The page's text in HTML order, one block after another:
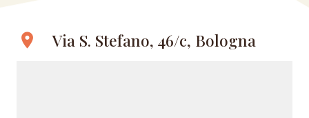
location_on Via S. Stefano, 46/c, Bologna